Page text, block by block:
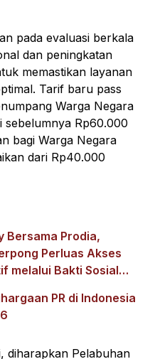
pada evaluasi berkala
dan peningkatan
memastikan layanan
Tarif baru pass
Warga Negara
sebelumnya Rp60.000
bagi Warga Negara
dari Rp40.000
Bersama Prodia,
Perluas Akses
melalui Bakti Sosial
PR di Indonesia
diharapkan Pelabuhan